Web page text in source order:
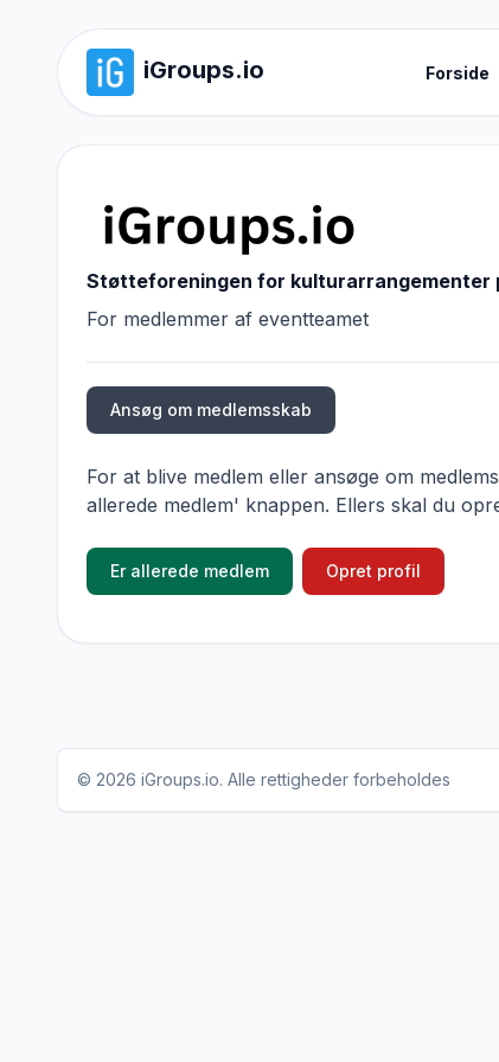
iGroups.io Forside
Støtteforeningen for kulturarrangementer
For medlemmer af eventteamet
Ansøg om medlemsskab
For at blive medlem eller ansøge om
allerede medlem' knappen. Ellers skal du
Er allerede medlem Opret profil
© 2026 iGroups.io. Alle rettigheder forbeholdes